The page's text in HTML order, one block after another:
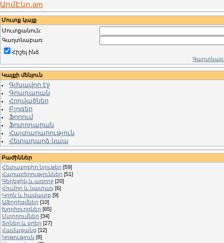
ԱրմԷկո.am
Մուտք կայք
Մուտքանուն:
Գաղտնաբառ:
Հիշել ինձ
Կայքի մենյուն
Գլխավոր էջ
Գրադարան
Հոդվածներ
Բլոգեր
Ֆորում
Ֆոտոդարան
Հայտարարություն
Հետադարձ կապ
Բաժիններ
Հետաքրքիր նյութեր [59]
Հարաբերություններ [51]
Գեղեցիկ և առողջ [20]
Հումոր և կատակ [6]
Կրոն և հավատք [9]
Աֆորիզմներ [10]
Խորհուրդներ [65]
Մտորումներ [34]
Տոներ և օրեր [27]
Համացանց [12]
Կրթություն [8]